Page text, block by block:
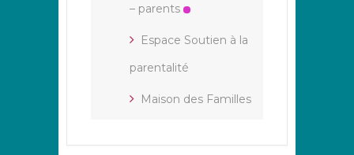
– parents
Espace Soutien à la
parentalité
Maison des Familles